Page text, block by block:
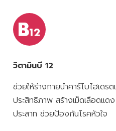
วิตามินบี 12
ช่วยให้ร่างกายนำคาร์โบไฮเดร
ประสิทธิภาพ สร้างเม็ดเลือดแด
ประสาท ช่วยป้องกันโรคหัวใจ